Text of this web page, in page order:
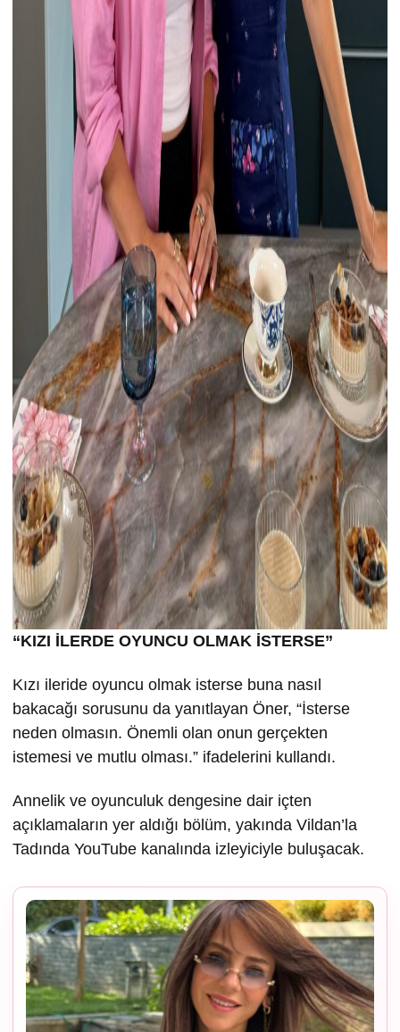
“KIZI İLERDE OYUNCU OLMAK İSTERSE”
Kızı ileride oyuncu olmak isterse buna nasıl
bakacağı sorusunu da yanıtlayan Öner, “İsterse
neden olmasın. Önemli olan onun gerçekten
istemesi ve mutlu olması.” ifadelerini kullandı.
Annelik ve oyunculuk dengesine dair içten
açıklamaların yer aldığı bölüm, yakında Vildan’la
Tadında YouTube kanalında izleyiciyle buluşacak.